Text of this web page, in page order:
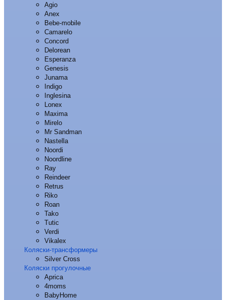
Agio
Anex
Bebe-mobile
Camarelo
Concord
Delorean
Esperanza
Genesis
Junama
Indigo
Inglesina
Lonex
Maxima
Mirelo
Mr Sandman
Nastella
Noordi
Noordline
Ray
Reindeer
Retrus
Riko
Roan
Tako
Tutic
Verdi
Vikalex
Коляски-трансформеры
Silver Cross
Коляски прогулочные
Aprica
4moms
BabyHome